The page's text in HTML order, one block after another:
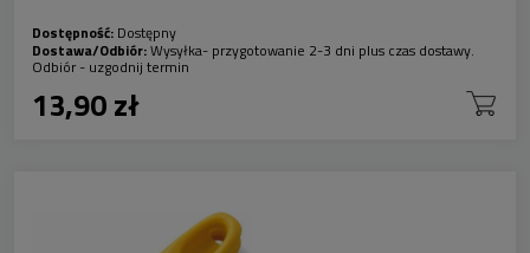
Dostępność: Dostępny
Dostawa/Odbiór:Wysyłka- przygotowanie 2-3 dni plus czas dostawy.
Odbiór - uzgodnij termin
13,90 zł